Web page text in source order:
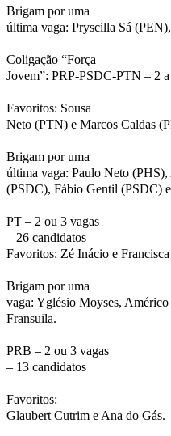
Brigam por uma
última vaga: Pryscilla Sá
Coligação “Força
Jovem”: PRP-PSDC-PTN – 2
Favoritos: Sousa
Neto (PTN) e Marcos Caldas
Brigam por uma
última vaga: Paulo Neto
(PSDC), Fábio Gentil (PSDC)
PT – 2 ou 3 vagas
– 26 candidatos
Favoritos: Zé Inácio e
Brigam por uma
vaga: Yglésio Moyses,
Fransuila.
PRB – 2 ou 3 vagas
– 13 candidatos
Favoritos:
Glaubert Cutrim e Ana do Gás.